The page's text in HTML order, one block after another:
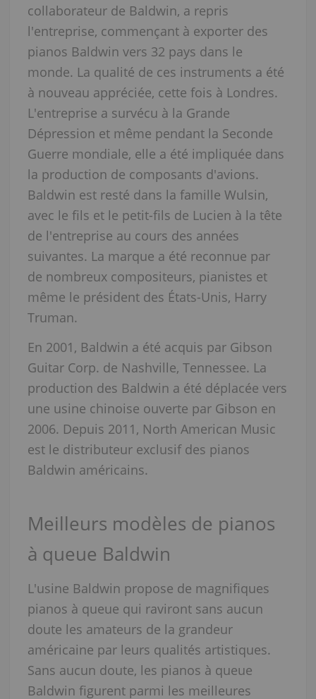
collaborateur de Baldwin, a repris
l'entreprise, commençant à exporter des
pianos Baldwin vers 32 pays dans le
monde. La qualité de ces instruments a été
à nouveau appréciée, cette fois à Londres.
L'entreprise a survécu à la Grande
Dépression et même pendant la Seconde
Guerre mondiale, elle a été impliquée dans
la production de composants d'avions.
Baldwin est resté dans la famille Wulsin,
avec le fils et le petit-fils de Lucien à la tête
de l'entreprise au cours des années
suivantes. La marque a été reconnue par
de nombreux compositeurs, pianistes et
même le président des États-Unis, Harry
Truman.
En 2001, Baldwin a été acquis par Gibson
Guitar Corp. de Nashville, Tennessee. La
production des Baldwin a été déplacée vers
une usine chinoise ouverte par Gibson en
2006. Depuis 2011, North American Music
est le distributeur exclusif des pianos
Baldwin américains.
Meilleurs modèles de pianos
à queue Baldwin
L'usine Baldwin propose de magnifiques
pianos à queue qui raviront sans aucun
doute les amateurs de la grandeur
américaine par leurs qualités artistiques.
Sans aucun doute, les pianos à queue
Baldwin figurent parmi les meilleures